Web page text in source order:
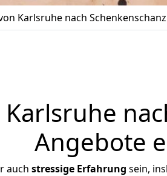
Karlsruhe nach Schenkenschanz
Angebote
auch stressige Erfahrung sein,